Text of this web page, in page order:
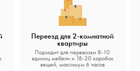
Переезд для 2-комнатной
квартиры
Подходит для перевозки 8-10
единиц мебели и 18-20 коробок
вещей, максимум 6 часов